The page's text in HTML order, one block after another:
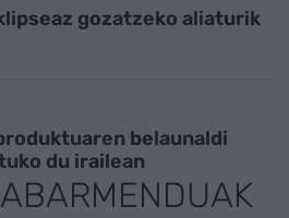
gozatzeko aliaturik
belaunaldi
du irailean